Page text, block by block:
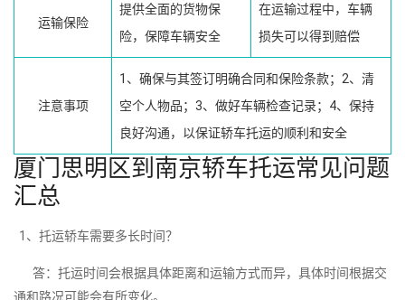
运输保险
提供全面的货物保
险，保障车辆安全
在运输过程中，车辆
损失可以得到赔偿
注意事项
1、确保与其签订明确合同和保险条款；2、清
空个人物品；3、做好车辆检查记录；4、保持
良好沟通，以保证轿车托运的顺利和安全
厦门思明区到南京轿车托运常见问题
汇总
1、托运轿车需要多长时间？
答：托运时间会根据具体距离和运输方式而异，具体时间根据交
通和路况可能会有所变化。